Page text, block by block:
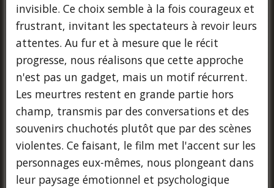
invisible. Ce choix semble à la fois courageux et
frustrant, invitant les spectateurs à revoir leurs
attentes. Au fur et à mesure que le récit
progresse, nous réalisons que cette approche
n'est pas un gadget, mais un motif récurrent.
Les meurtres restent en grande partie hors
champ, transmis par des conversations et des
souvenirs chuchotés plutôt que par des scènes
violentes. Ce faisant, le film met l'accent sur les
personnages eux-mêmes, nous plongeant dans
leur paysage émotionnel et psychologique